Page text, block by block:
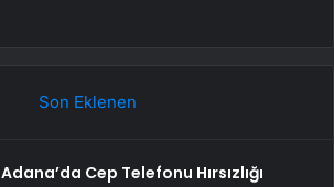
Son Eklenen
Adana’da Cep Telefonu Hırsızlığı